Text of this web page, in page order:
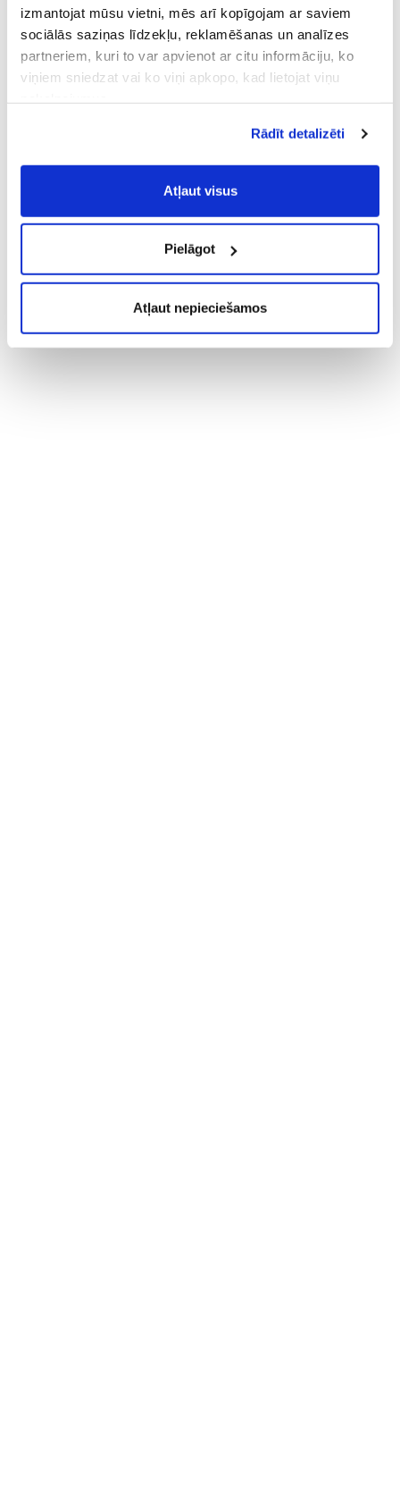
izmantojat mūsu vietni, mēs arī kopīgojam ar saviem
sociālās saziņas līdzekļu, reklamēšanas un analīzes
partneriem, kuri to var apvienot ar citu informāciju, ko
viņiem sniedzat vai ko viņi apkopo, kad lietojat viņu
Vispārīgiem vietnes lietošanas
noteikumiem(saīsināti - VVLN).
Rādīt detalizēti
Atļaut visus
Pielāgot
Atļaut nepieciešamos